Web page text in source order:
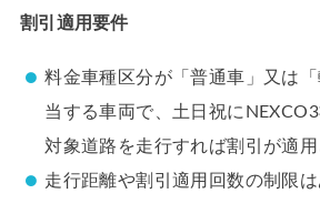
割引適用要件
料金車種区分が「普通車」又は
当する車両で、土日祝にNEXCO3
対象道路を走行すれば割引が適用
走行距離や割引適用回数の制限は